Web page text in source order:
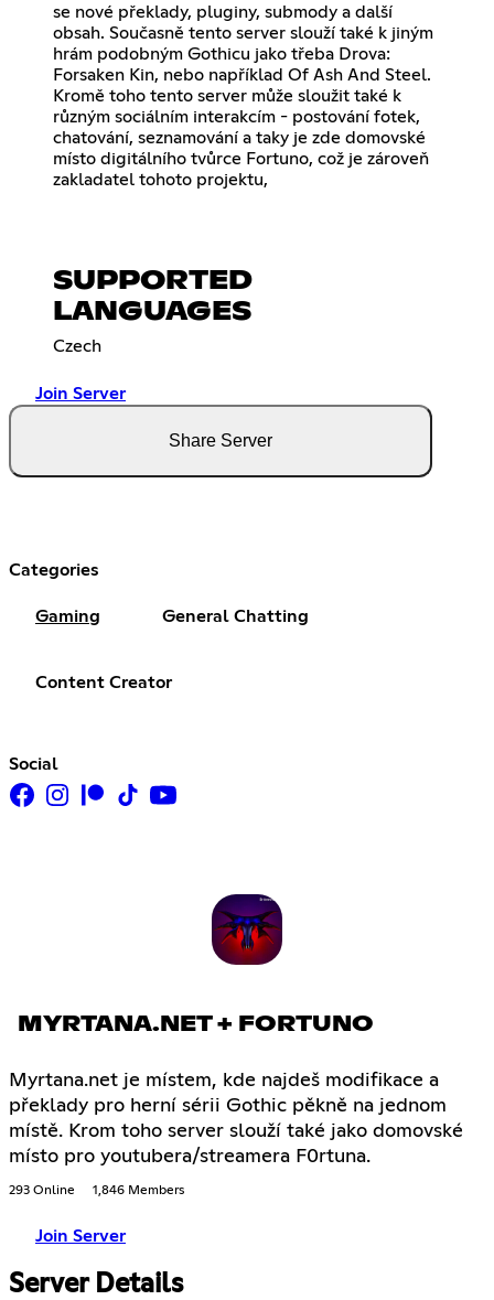
se nové překlady, pluginy, submody a další
obsah. Současně tento server slouží také k jiným
hrám podobným Gothicu jako třeba Drova:
Forsaken Kin, nebo například Of Ash And Steel.
Kromě toho tento server může sloužit také k
různým sociálním interakcím - postování fotek,
chatování, seznamování a taky je zde domovské
místo digitálního tvůrce Fortuno, což je zároveň
zakladatel tohoto projektu,
SUPPORTED
LANGUAGES
Czech
Join Server
Share Server
Categories
Gaming General Chatting
Content Creator
Social
MYRTANA.NET + FORTUNO
Myrtana.net je místem, kde najdeš modifikace a
překlady pro herní sérii Gothic pěkně na jednom
místě. Krom toho server slouží také jako domovské
místo pro youtubera/streamera F0rtuna.
293 Online 1,846 Members
Join Server
Server Details